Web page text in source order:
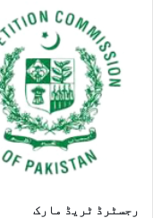
رجسٹرڈ ٹریڈ مارک